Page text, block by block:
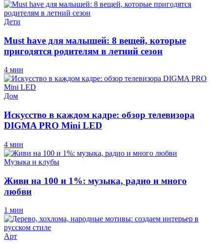
Дети
Must have для малышей: 8 вещей, которые
пригодятся родителям в летний сезон
4 мин
Дом
Искусство в каждом кадре: обзор телевизора
DIGMA PRO Mini LED
4 мин
Музыка и клубы
Живи на 100 и 1%: музыка, радио и много
любви
1 мин
Арт